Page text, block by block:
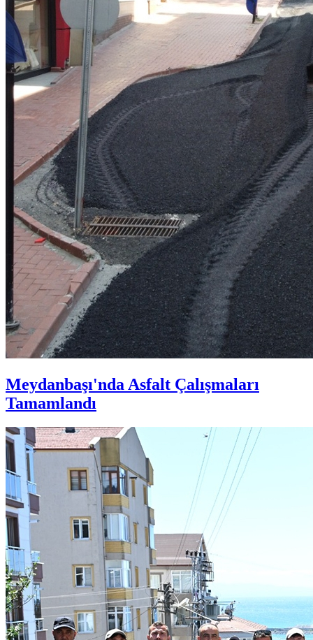
Meydanbaşı'nda Asfalt Çalışmaları
Tamamlandı